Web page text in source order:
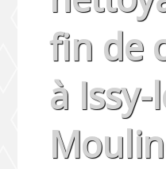
fin de
à Issy-